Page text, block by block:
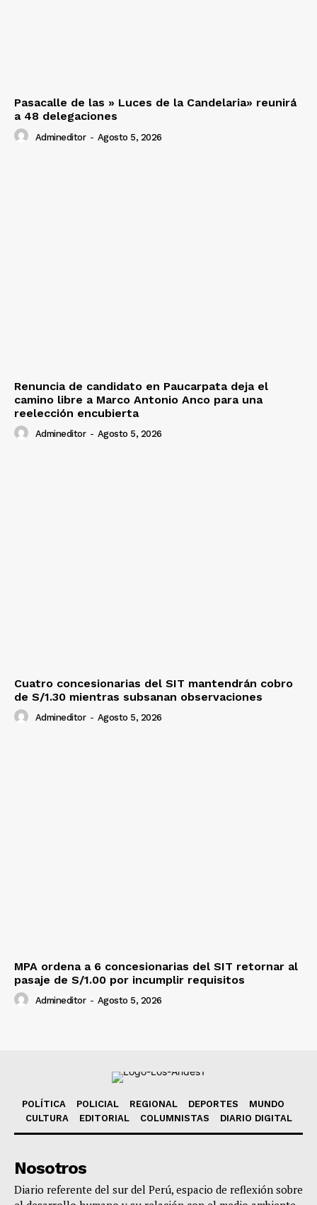
Diario los Andes
Nosotros
Pasacalle de las » Luces de la Candelaria» reunirá
a 48 delegaciones
Admineditor - Agosto 5, 2026
Renuncia de candidato en Paucarpata deja el
camino libre a Marco Antonio Anco para una
reelección encubierta
Admineditor - Agosto 5, 2026
Cuatro concesionarias del SIT mantendrán cobro
de S/1.30 mientras subsanan observaciones
Admineditor - Agosto 5, 2026
MPA ordena a 6 concesionarias del SIT retornar al
pasaje de S/1.00 por incumplir requisitos
Admineditor - Agosto 5, 2026
POLÍTICA POLICIAL REGIONAL DEPORTES
MUNDO
CULTURA
EDITORIAL COLUMNISTAS DIARIO DIGITAL
Nosotros
Diario referente del sur del Perú, espacio de reflexión sobre